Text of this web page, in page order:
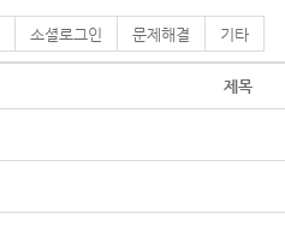
소셜로그인 문제해결 기타
제목